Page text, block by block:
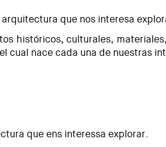
que nos interesa
históricos, culturales,
nace cada una de nuestras
que ens interessa explorar.